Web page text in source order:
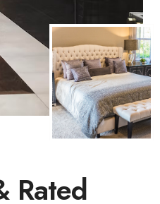
Rated